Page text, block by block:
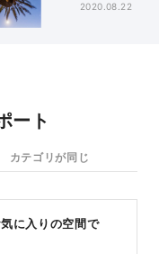
2020.08.22
ート
カテゴリが同じ
に入りの空間で